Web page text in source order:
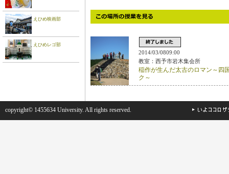
えひめ映画部
えひめレゴ部
2014/03/0809:00
教室：西予市岩木集会所
稲作が生んだ太古のロマン～四
ク～
copyright© 1455634 University. All rights reserved.